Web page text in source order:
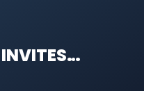
INVITES…